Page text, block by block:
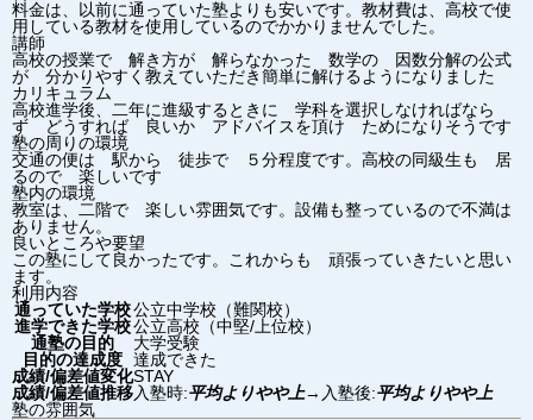
料金は、以前に通っていた塾よりも安いです。教材費は、高校で使
用している教材を使用しているのでかかりませんでした。
講師
高校の授業で 解き方が 解らなかった 数学の 因数分解の公式
が 分かりやすく教えていただき簡単に解けるようになりました
カリキュラム
高校進学後、二年に進級するときに 学科を選択しなければなら
ず どうすれば 良いか アドバイスを頂け ためになりそうです
塾の周りの環境
交通の便は 駅から 徒歩で ５分程度です。高校の同級生も 居
るので 楽しいです
塾内の環境
教室は、二階で 楽しい雰囲気です。設備も整っているので不満は
ありません。
良いところや要望
この塾にして良かったです。これからも 頑張っていきたいと思い
ます。
利用内容
通っていた学校公立中学校（難関校）
進学できた学校公立高校（中堅/上位校）
通塾の目的
大学受験
目的の達成度 達成できた
成績/偏差値変化STAY
成績/偏差値推移入塾時:平均よりやや上→ 入塾後:平均よりやや上
塾の雰囲気